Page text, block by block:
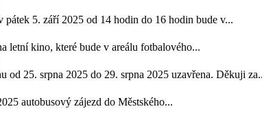
pátek 5. září 2025 od 14 hodin do 16 hodin bude v...
letní kino, které bude v areálu fotbalového...
od 25. srpna 2025 do 29. srpna 2025 uzavřena. Děkuji
autobusový zájezd do Městského...